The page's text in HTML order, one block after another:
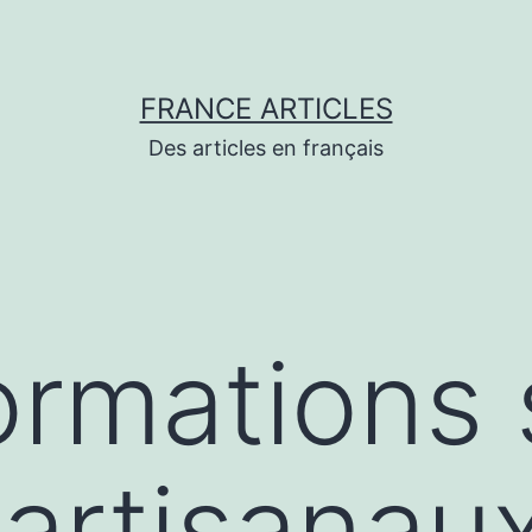
FRANCE ARTICLES
Des articles en français